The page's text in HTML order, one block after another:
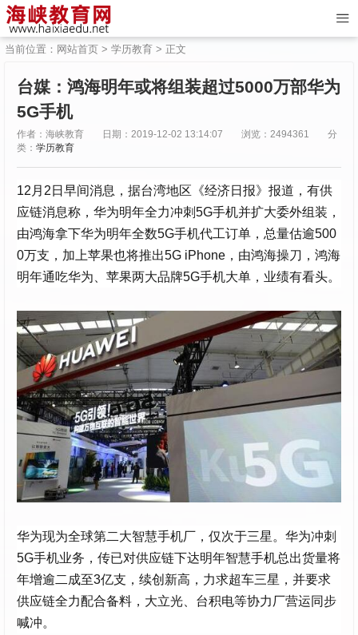
当前位置： 网站首页 > 学历教育 > 正文
台媒：鸿海明年或将组装超过5000万部华为
5G手机
作者：海峡教育 日期：2019-12-02 13:14:07 浏览：2494361
分
类： 学历教育
12月2日早间消息，据台湾地区《经济日报》报道，有供
应链消息称，华为明年全力冲刺5G手机并扩大委外组装，
由鸿海拿下华为明年全数5G手机代工订单，总量估逾500
0万支，加上苹果也将推出5G iPhone，由鸿海操刀，鸿海
明年通吃华为、苹果两大品牌5G手机大单，业绩有看头。
华为现为全球第二大智慧手机厂，仅次于三星。华为冲刺
5G手机业务，传已对供应链下达明年智慧手机总出货量将
年增逾二成至3亿支，续创新高，力求超车三星，并要求
供应链全力配合备料，大立光、台积电等协力厂营运同步
喊冲。